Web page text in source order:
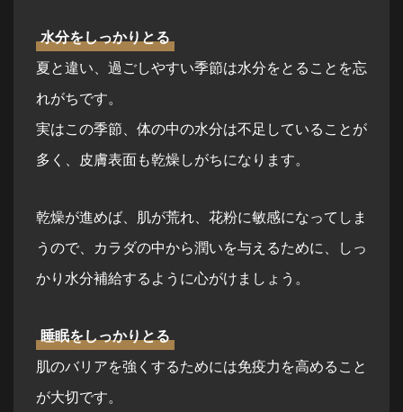
水分をしっかりとる
夏と違い、過ごしやすい季節は水分をとることを忘
れがちです。
実はこの季節、体の中の水分は不足していることが
多く、皮膚表面も乾燥しがちになります。
乾燥が進めば、肌が荒れ、花粉に敏感になってしま
うので、カラダの中から潤いを与えるために、しっ
かり水分補給するように心がけましょう。
睡眠をしっかりとる
肌のバリアを強くするためには免疫力を高めること
が大切です。